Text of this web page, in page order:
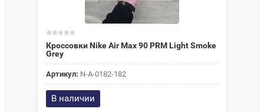
Кроссовки Nike Air Max 90 PRM Light Smoke
Grey
Артикул: N-A-0182-182
В наличии